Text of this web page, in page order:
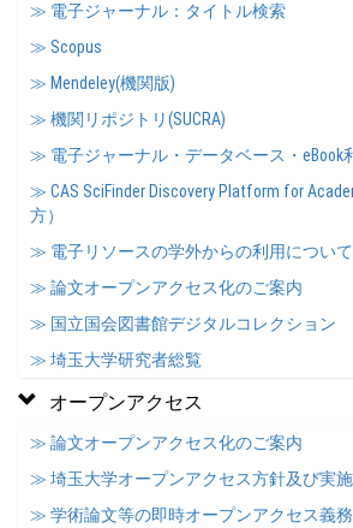
≫ 電子ジャーナル：タイトル検索
≫ Scopus
≫ Mendeley(機関版)
≫ 機関リポジトリ(SUCRA)
≫ 電子ジャーナル・データベース・eBook
≫ CAS SciFinder Discovery Platform for
方）
≫ 電子リソースの学外からの利用について
≫ 論文オープンアクセス化のご案内
≫ 国立国会図書館デジタルコレクション
≫ 埼玉大学研究者総覧
オープンアクセス
≫ 論文オープンアクセス化のご案内
≫ 埼玉大学オープンアクセス方針及び実
≫ 学術論文等の即時オープンアクセス義